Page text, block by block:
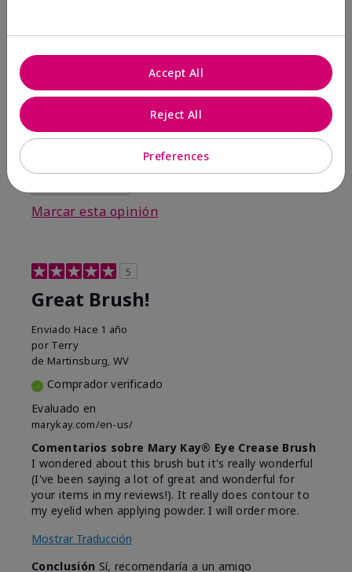
ConclusiónSí, recomendaría a un amigo
¿Le ha resultado útil esta
Marcar esta opinión
5
Great Brush!
Enviado Hace 1 año
por Terry
de Martinsburg, WV
Comprador verificado
Evaluado en
marykay.com/en-us/
Comentarios sobre Mary Kay® Eye Crease Brush
I wondered about this brush but it's really wonderful
(I've been saying a lot of great and wonderful for
your items in my reviews!). It really does contour to
my eyelid when applying powder. I will order more.
Mostrar Traducción
Conclusión Sí, recomendaría a un amigo
Preferences
Reject All
Accept All